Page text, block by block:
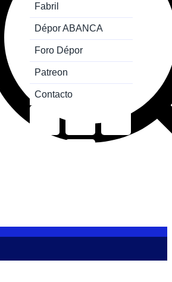
Fabril
Dépor ABANCA
Foro Dépor
Patreon
Contacto